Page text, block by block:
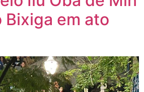
Bixiga em ato